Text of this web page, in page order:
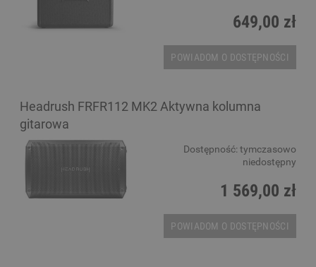
649,00 zł
POWIADOM O DOSTĘPNOŚCI
Headrush FRFR112 MK2 Aktywna kolumna
gitarowa
Dostępność: tymczasowo
niedostępny
1 569,00 zł
POWIADOM O DOSTĘPNOŚCI